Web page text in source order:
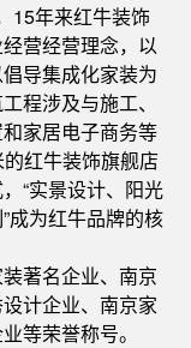
15年来红牛装饰
营经营理念，以
导集成化家装为
程涉及与施工、
家居电子商务等
红牛装饰旗舰店
“实景设计、阳光
成为红牛品牌的核
著名企业、南京
计企业、南京家
等荣誉称号。